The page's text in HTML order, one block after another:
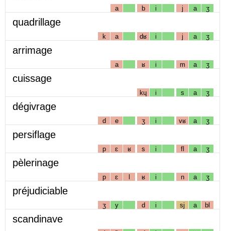
a b i j a ʒ
quadrillage
k a dʁ i j a ʒ
arrimage
a ʁ i m a ʒ
cuissage
kɥ i s a ʒ
dégivrage
d e ʒ i vʁ a ʒ
persiflage
p ɛ ʁ s i fl a ʒ
pèlerinage
p ɛ l ʁ i n a ʒ
préjudiciable
ʒ y d i sj a bl
scandinave